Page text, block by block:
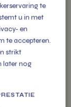
te
u in met
en
te accepteren.
strikt
later nog